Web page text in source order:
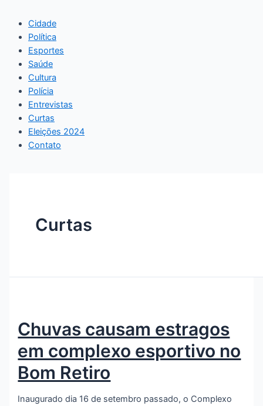
Cidade
Política
Esportes
Saúde
Cultura
Polícia
Entrevistas
Curtas
Eleições 2024
Contato
Curtas
Chuvas causam estragos
em complexo esportivo no
Bom Retiro
Inaugurado dia 16 de setembro passado, o Complexo